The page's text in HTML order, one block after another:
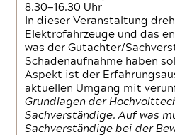
8.30—16.30 Uhr
In dieser Veranstaltung
Elektrofahrzeuge und das
was der Gutachter/
Schadenaufnahme haben
Aspekt ist der
aktuellen Umgang mit
Grundlagen der
Sachverständige. Auf was
Sachverständige bei der